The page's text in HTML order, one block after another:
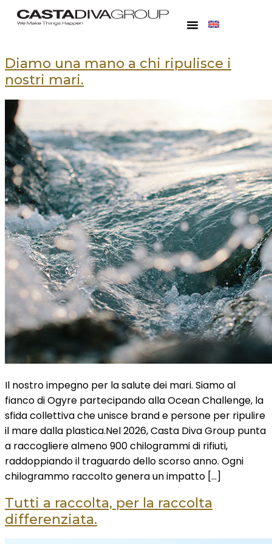
Diamo una mano a chi ripulisce i
nostri mari.
Il nostro impegno per la salute dei mari. Siamo al
fianco di Ogyre partecipando alla Ocean Challenge, la
sfida collettiva che unisce brand e persone per ripulire
il mare dalla plastica.Nel 2026, Casta Diva Group punta
a raccogliere almeno 900 chilogrammi di rifiuti,
raddoppiando il traguardo dello scorso anno. Ogni
chilogrammo raccolto genera un impatto […]
Tutti a raccolta, per la raccolta
differenziata.